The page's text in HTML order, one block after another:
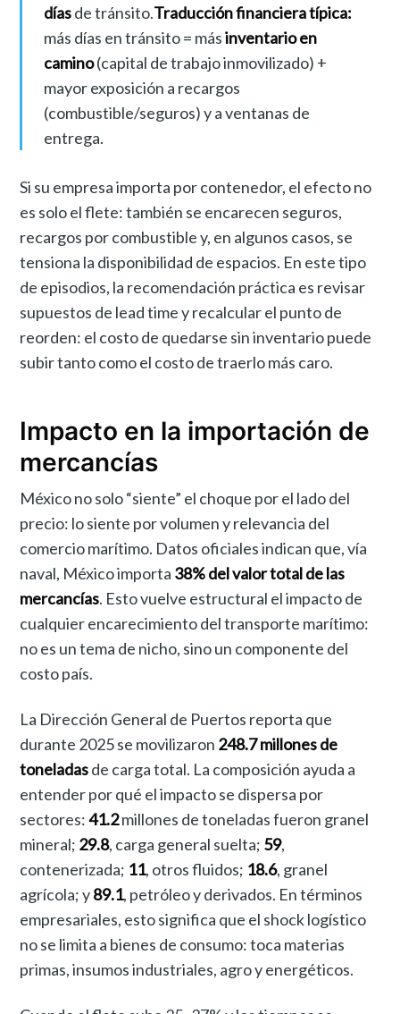
díasde tránsito.Traducción financiera típica:
más días en tránsito = másinventario en
camino(capital de trabajo inmovilizado) +
mayor exposición a recargos
(combustible/seguros) y a ventanas de
entrega.
Si su empresa importa por contenedor, el efecto no
es solo el flete: también se encarecen seguros,
recargos por combustible y, en algunos casos, se
tensiona la disponibilidad de espacios. En este tipo
de episodios, la recomendación práctica es revisar
supuestos de lead time y recalcular el punto de
reorden: el costo de quedarse sin inventario puede
subir tanto como el costo de traerlo más caro.
Impacto en la importación de
mercancías
México no solo “siente” el choque por el lado del
precio: lo siente por volumen y relevancia del
comercio marítimo. Datos oficiales indican que, vía
naval, México importa 38% del valor total de las
mercancías. Esto vuelve estructural el impacto de
cualquier encarecimiento del transporte marítimo:
no es un tema de nicho, sino un componente del
costo país.
La Dirección General de Puertos reporta que
durante 2025 se movilizaron 248.7 millones de
toneladasde carga total. La composición ayuda a
entender por qué el impacto se dispersa por
sectores:41.2millones de toneladas fueron granel
mineral; 29.8, carga general suelta; 59,
contenerizada; 11, otros fluidos; 18.6, granel
agrícola; y89.1, petróleo y derivados. En términos
empresariales, esto significa que el shock logístico
no se limita a bienes de consumo: toca materias
primas, insumos industriales, agro y energéticos.